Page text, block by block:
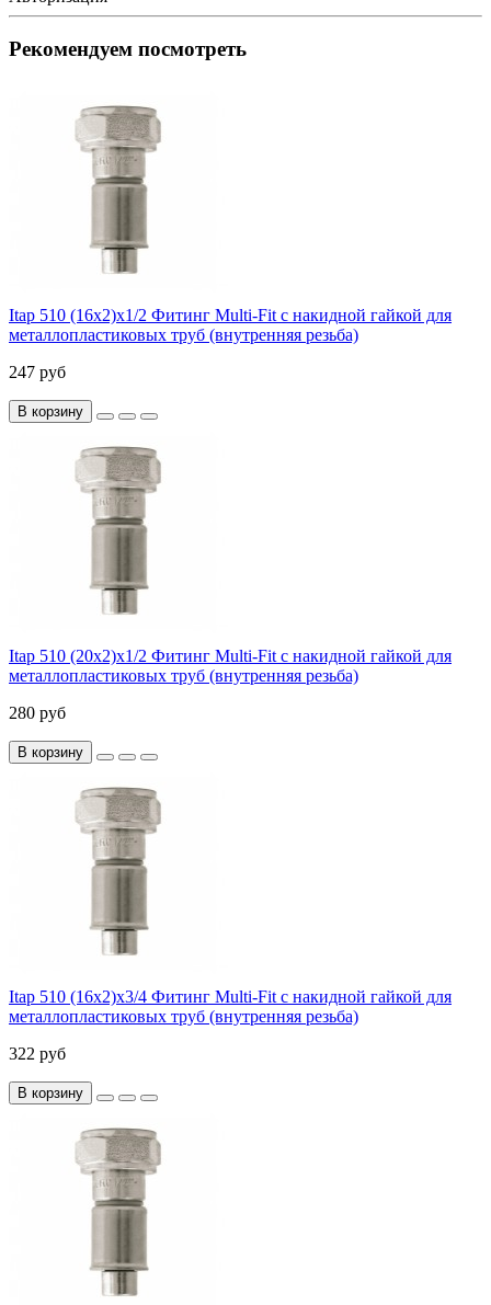
Рекомендуем посмотреть
Itap 510 (16x2)x1/2 Фитинг Multi-Fit с накидной гайкой для
металлопластиковых труб (внутренняя резьба)
247 руб
В корзину
Itap 510 (20x2)x1/2 Фитинг Multi-Fit с накидной гайкой для
металлопластиковых труб (внутренняя резьба)
280 руб
В корзину
Itap 510 (16x2)x3/4 Фитинг Multi-Fit с накидной гайкой для
металлопластиковых труб (внутренняя резьба)
322 руб
В корзину